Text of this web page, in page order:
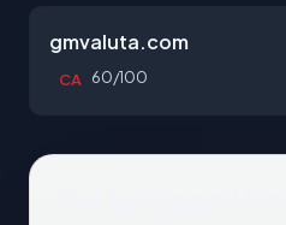
gmvaluta.com
CA 60/100